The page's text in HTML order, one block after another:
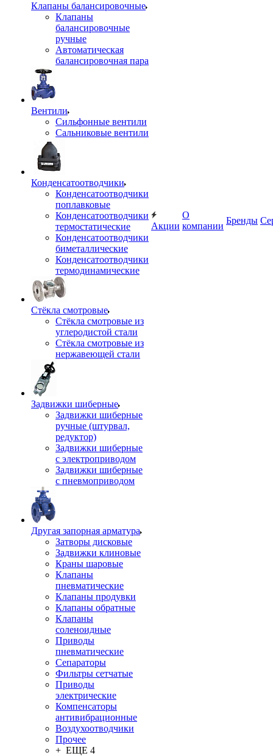
Клапаны балансировочные
Клапаны
балансировочные
ручные
Автоматическая
балансировочная пара
Вентили
Сильфонные вентили
Сальниковые вентили
Конденсатоотводчики
Конденсатоотводчики
поплавковые
Конденсатоотводчики
термостатические
Конденсатоотводчики
биметаллические
Конденсатоотводчики
термодинамические
Стёкла смотровые
Стёкла смотровые из
углеродистой стали
Стёкла смотровые из
нержавеющей стали
Задвижки шиберные
Задвижки шиберные
ручные (штурвал,
редуктор)
Задвижки шиберные
с электроприводом
Задвижки шиберные
с пневмоприводом
Другая запорная арматура
Затворы дисковые
Задвижки клиновые
Краны шаровые
Клапаны
пневматические
Клапаны продувки
Клапаны обратные
Клапаны
соленоидные
Приводы
пневматические
Сепараторы
Фильтры сетчатые
Приводы
электрические
Компенсаторы
антивибрационные
Воздухоотводчики
Прочее
+ ЕЩЕ 4
Акции
О
компании
Бренды